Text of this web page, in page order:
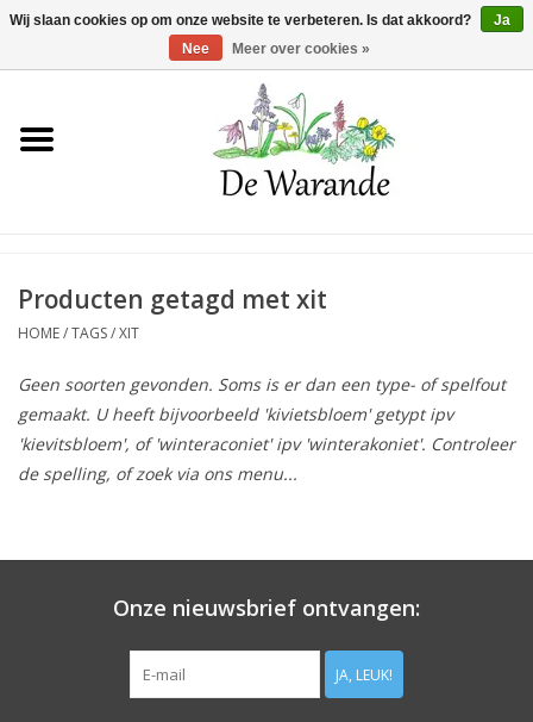
Winkelwagen >0 Artikelen - €0,00
Home
Voorjaarsbloeiers
Herfstbloeiers
Schaduwplanten
Bodemverbetering
Overige producten
Producten getagd met xit
HOME/TAGS/XIT
Geen soorten gevonden. Soms is er dan een type- of spelfout
gemaakt. U heeft bijvoorbeeld 'kivietsbloem' getypt ipv
'kievitsbloem', of 'winteraconiet' ipv 'winterakoniet'. Controleer
de spelling, of zoek via ons menu...
Onze nieuwsbrief ontvangen:
JA, LEUK!
Wij slaan cookies op om onze website te verbeteren. Is dat akkoord?
Ja
Nee
Meer over cookies »